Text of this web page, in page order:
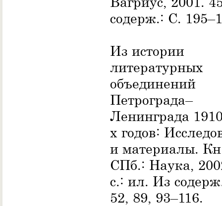
содерж.: С.
Из истории
литературных
объединений
Петрограда–
Ленинграда
х годов:
и материалы.
СПб.: Наука,
с.: ил. Из
52, 89, 93–116.